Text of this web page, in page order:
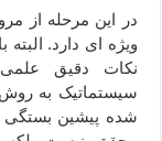
در این مرحله از
ویژه ای دارد.
نکات دقیق
سیستماتیک به
شده پیشین بستگی